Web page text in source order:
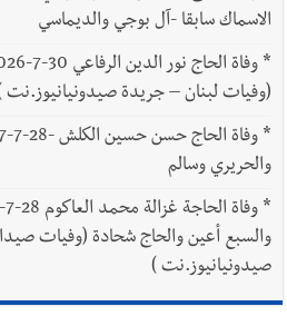
الاسماك سابقا -آل بوجي والديماسي
*
(وفيات لبنان – جريدة صيدونيانيوز.نت
*
والحريري وسالم
*
والسبع أعين والحاج شحادة (وفيات
صيدونيانيوز.نت )